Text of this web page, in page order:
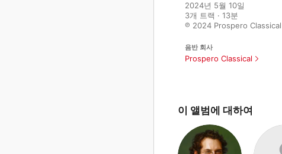
2024년 5월 10일
3개 트랙 · 13분
℗ 2024 Prospero Classical
음반 회사
Prospero Classical
이 앨범에 대하여